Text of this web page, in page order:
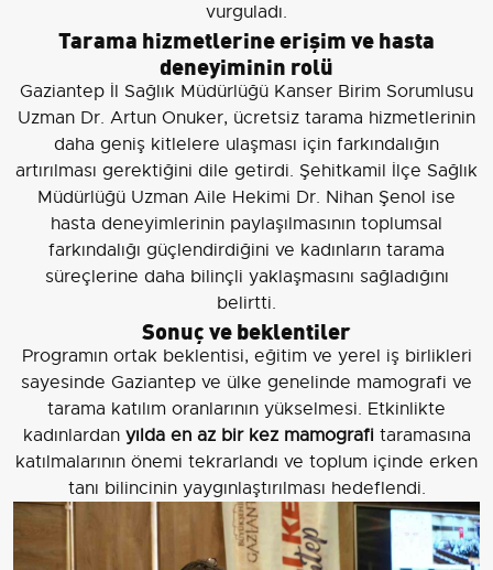
vurguladı.
Tarama hizmetlerine erişim ve hasta
deneyiminin rolü
Gaziantep İl Sağlık Müdürlüğü Kanser Birim Sorumlusu
Uzman Dr. Artun Onuker, ücretsiz tarama hizmetlerinin
daha geniş kitlelere ulaşması için farkındalığın
artırılması gerektiğini dile getirdi. Şehitkamil İlçe Sağlık
Müdürlüğü Uzman Aile Hekimi Dr. Nihan Şenol ise
hasta deneyimlerinin paylaşılmasının toplumsal
farkındalığı güçlendirdiğini ve kadınların tarama
süreçlerine daha bilinçli yaklaşmasını sağladığını
belirtti.
Sonuç ve beklentiler
Programın ortak beklentisi, eğitim ve yerel iş birlikleri
sayesinde Gaziantep ve ülke genelinde mamografi ve
tarama katılım oranlarının yükselmesi. Etkinlikte
kadınlardan yılda en az bir kez mamografitaramasına
katılmalarının önemi tekrarlandı ve toplum içinde erken
tanı bilincinin yaygınlaştırılması hedeflendi.